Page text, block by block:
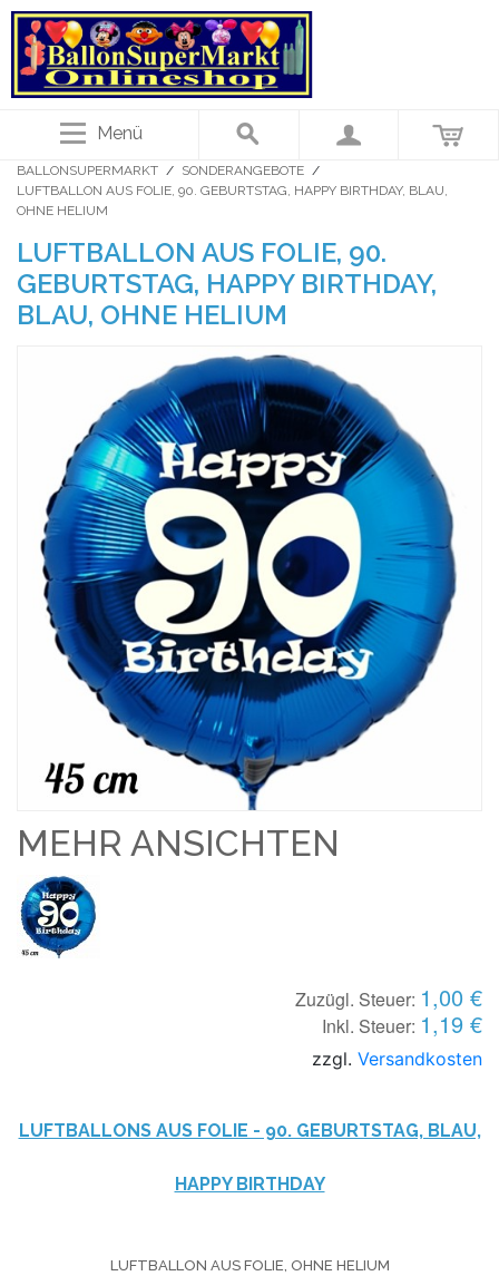
Menü
BALLONSUPERMARKT / SONDERANGEBOTE /
LUFTBALLON AUS FOLIE, 90. GEBURTSTAG, HAPPY BIRTHDAY, BLAU,
OHNE HELIUM
LUFTBALLON AUS FOLIE, 90.
GEBURTSTAG, HAPPY BIRTHDAY,
BLAU, OHNE HELIUM
MEHR ANSICHTEN
Zuzügl. Steuer: 1,00 €
Inkl. Steuer: 1,19 €
zzgl. Versandkosten
LUFTBALLONS AUS FOLIE - 90. GEBURTSTAG, BLAU,
HAPPY BIRTHDAY
LUFTBALLON AUS FOLIE, OHNE HELIUM